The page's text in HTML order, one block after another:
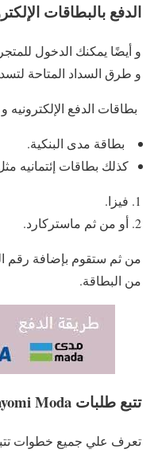
الدفع بالبطاقات
و أيضًا يمكنك الدخول
و طرق السداد المتاحة
بطاقات الدفع الإلكترونيه
بطاقة مدى البنكية.
كذلك بطاقات إئتمانيه
فيزا.
أو من ثم ماستركارد.
من ثم ستقوم بإضافة رقم
من البطاقة.
تتبع طلبات Nayomi Moda
تعرف علي جميع خطوات